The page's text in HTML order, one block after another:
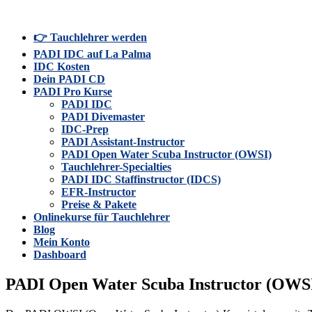
👉 Tauchlehrer werden
PADI IDC auf La Palma
IDC Kosten
Dein PADI CD
PADI Pro Kurse
PADI IDC
PADI Divemaster
IDC-Prep
PADI Assistant-Instructor
PADI Open Water Scuba Instructor (OWSI)
Tauchlehrer-Specialties
PADI IDC Staffinstructor (IDCS)
EFR-Instructor
Preise & Pakete
Onlinekurse für Tauchlehrer
Blog
Mein Konto
Dashboard
PADI Open Water Scuba Instructor